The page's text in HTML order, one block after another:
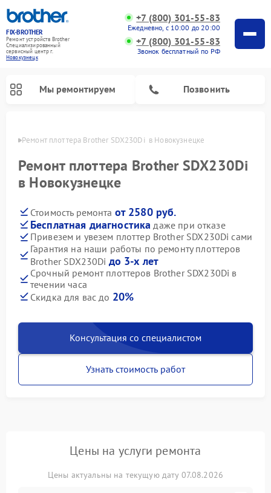
FIX-BROTHER
Ремонт устройств Brother
Специализированный
cервисный центр г.
Новокузнецк
+7 (800) 301-55-83
Ежедневно, с 10:00 до 20:00
+7 (800) 301-55-83
Звонок бесплатный по РФ
Мы ремонтируем Позвонить
Ремонт плоттера Brother SDX230Di  в Новокузнецке
Ремонт плоттера Brother SDX230Di
в Новокузнецке
Стоимость ремонта от 2580 руб.
Бесплатная диагностика даже при отказе
Привезем и увезем плоттер Brother SDX230Di сами
Гарантия на наши работы по ремонту плоттеров
Brother SDX230Di до 3-х лет
Срочный ремонт плоттеров Brother SDX230Di в
течении часа
Скидка для вас до 20%
Консультация со специалистом
Узнать стоимость работ
Цены на услуги ремонта
Цены актуальны на текущую дату 07.08.2026